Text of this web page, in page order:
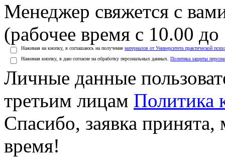
Менеджер свяжется с
(рабочее время с 10.00
Нажимая на кнопку, я соглашаюсь на получение материалов от Университета практической
Нажимая кнопку, я даю согласие на обработку персональных данных. Политика защиты
Личные данные
третьим лицам Политика
Спасибо, заявка
время!